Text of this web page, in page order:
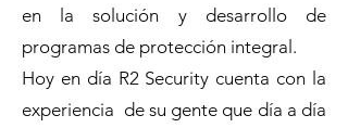
en la solución y desarrollo de
programas de protección integral.
Hoy en día R2 Security cuenta con la
experiencia de su gente que día a día